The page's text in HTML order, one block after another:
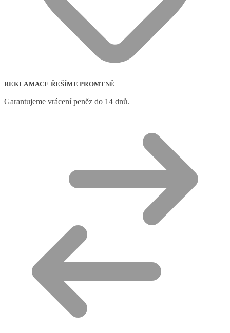
REKLAMACE ŘEŠÍME PROMTNĚ
Garantujeme vrácení peněz do 14 dnů.